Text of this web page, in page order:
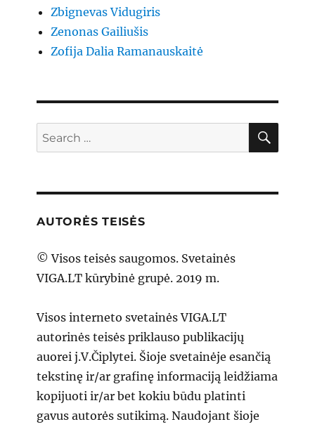
Zbignevas Vidugiris
Zenonas Gailiušis
Zofija Dalia Ramanauskaitė
Search
for:
AUTORĖS TEISĖS
© Visos teisės saugomos. Svetainės
VIGA.LT kūrybinė grupė. 2019 m.
Visos interneto svetainės VIGA.LT
autorinės teisės priklauso publikacijų
auorei j.V.Čiplytei. Šioje svetainėje esančią
tekstinę ir/ar grafinę informaciją leidžiama
kopijuoti ir/ar bet kokiu būdu platinti
gavus autorės sutikimą. Naudojant šioje